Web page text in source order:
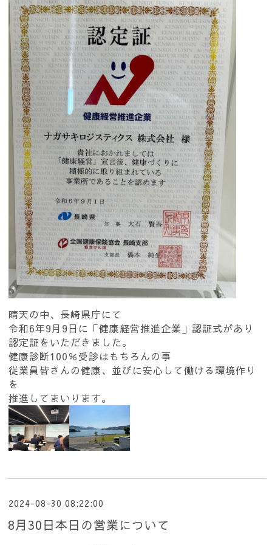
晴天の中、長崎県庁にて
令和6年9月9日に「健康経営推進企業」認証式があり
認定証をいただきました。
健康診断100％受診はもちろんの事
従業員皆さんの健康、並びに安心して働ける環境作り
を
推進してまいります。
2024-08-30 08:22:00
8月30日本日の営業について